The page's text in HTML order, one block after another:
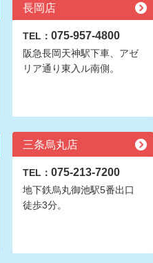
長岡店
TEL： 075-957-4800
阪急長岡天神駅下車、アゼ
リア通り東入ル南側。
三条烏丸店
TEL： 075-213-7200
地下鉄烏丸御池駅5番出口
徒歩3分。